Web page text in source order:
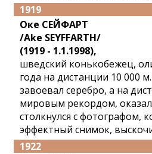
1919
Оке СЕЙФАРТ
/Ake SEYFFARTH/
(1919 - 1.1.1998),
шведский конькобежец,
года на дистанции 10 000
завоевал серебро, а на
мировым рекордом,
столкнулся с фотографом,
эффектный снимок,
1922